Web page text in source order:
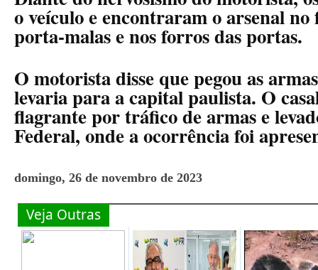
o veículo e encontraram o arsenal
porta-malas e nos forros das portas.
O motorista disse que pegou as
levaria para a capital paulista. O
flagrante por tráfico de armas e
Federal, onde a ocorrência foi
domingo, 26 de novembro de 2023
Veja Outras